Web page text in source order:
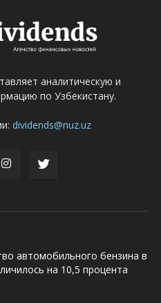
аналитическую и
по Узбекистану.
dividends@nuz.uz
автомобильного бензина в
на 10,5 процента